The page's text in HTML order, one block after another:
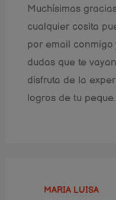
Muchísimas
cualquier cosita
por email conmigo
dudas que te
disfruta de la
logros de tu
MARIA LUISA